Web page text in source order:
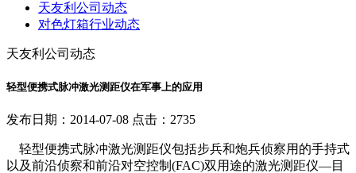
天友利公司动态
对色灯箱行业动态
天友利公司动态
轻型便携式脉冲激光测距仪在军事上的应用
发布日期：2014-07-08 点击：2735
轻型便携式脉冲激光测距仪包括步兵和炮兵侦察用的手持式
以及前沿侦察和前沿对空控制(FAC)双用途的激光测距仪―目